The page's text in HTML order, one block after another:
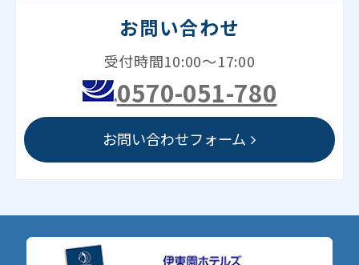
お問い合わせ
受付時間10:00～17:00
0570-051-780
お問い合わせフォーム